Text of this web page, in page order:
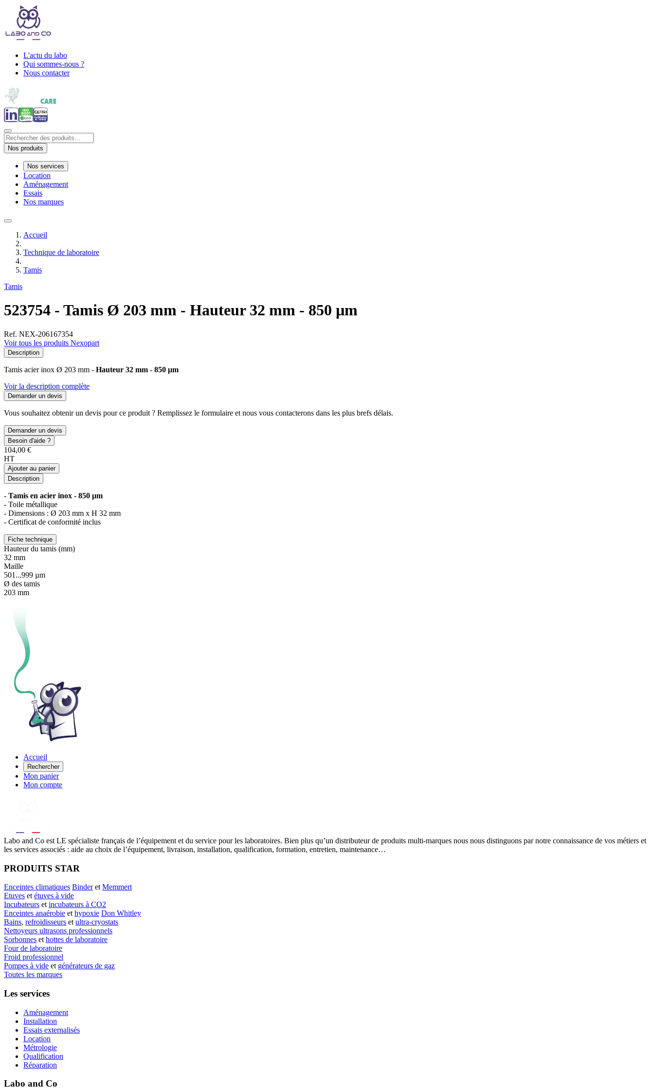
L'actu du labo
Qui sommes-nous ?
Nous contacter
Nos produits
Nos services
Location
Aménagement
Essais
Nos marques
Accueil
Technique de laboratoire
Tamis
Tamis
523754 - Tamis Ø 203 mm - Hauteur 32 mm - 850 µm
Ref. NEX-206167354
Voir tous les produits Nexopart
Description
Tamis acier inox Ø 203 mm - Hauteur 32 mm - 850 µm
Voir la description complète
Demander un devis
Vous souhaitez obtenir un devis pour ce produit ? Remplissez le formulaire et nous vous contacterons dans les plus brefs délais.
Demander un devis
Besoin d'aide ?
104,00 €
HT
Ajouter au panier
Description
- Tamis en acier inox - 850 µm
- Toile métallique
- Dimensions : Ø 203 mm x H 32 mm
- Certificat de conformité inclus
Fiche technique
Hauteur du tamis (mm)
32 mm
Maille
501...999 µm
Ø des tamis
203 mm
Accueil
Rechercher
Mon panier
Mon compte
Labo and Co est LE spécialiste français de l’équipement et du service pour les laboratoires. Bien plus qu’un distributeur de produits multi-marques nous nous distinguons par notre connaissance de vos métiers et
les services associés : aide au choix de l’équipement, livraison, installation, qualification, formation, entretien, maintenance…
PRODUITS STAR
Enceintes climatiques Binderet Memmert
Etuves et étuves à vide
Incubateurs et incubateurs à CO2
Enceintes anaérobie et hypoxie Don Whitley
Bains, refroidisseurs et ultra-cryostats
Nettoyeurs ultrasons professionnels
Sorbonnes et hottes de laboratoire
Four de laboratoire
Froid professionnel
Pompes à vide et générateurs de gaz
Toutes les marques
Les services
Aménagement
Installation
Essais externalisés
Location
Métrologie
Qualification
Réparation
Labo and Co